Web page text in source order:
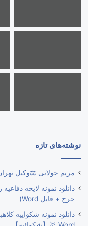
نوشته‌های تازه
مریم جولانی ⚖️وکیل
دانلود نمونه لایحه
حرج + فایل Word)
دانلود نمونه شکواییه